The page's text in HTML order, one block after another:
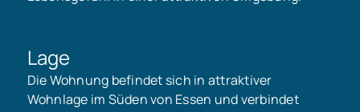
Lage
Die Wohnung befindet sich in attraktiver
Wohnlage im Süden von Essen und verbindet